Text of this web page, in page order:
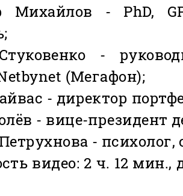
Михайлов - PhD,
-
(Мегафон);
- директор
- вице-президент
-
видео: 2 ч. 12